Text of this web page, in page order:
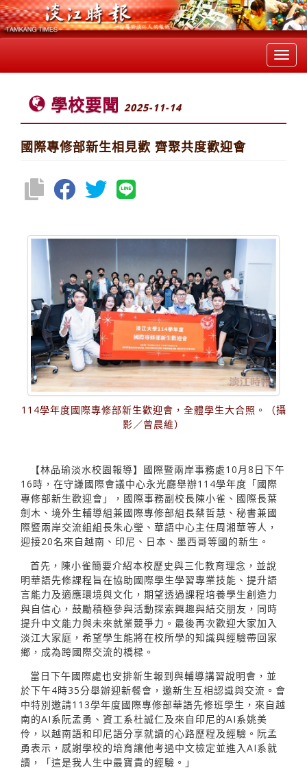
學校要聞 2025-11-14
國際專修部新生相見歡 齊聚共度歡迎會
114學年度國際專修部新生歡迎會，全體學生大合照。（攝
影／曾晨維）
【林品瑜淡水校園報導】國際暨兩岸事務處10月8日下午
16時，在守謙國際會議中心永光廳舉辦114學年度「國際
專修部新生歡迎會」，國際事務副校長陳小雀、國際長葉
劍木、境外生輔導組兼國際專修部組長蔡哲慧、秘書兼國
際暨兩岸交流組組長朱心瑩、華語中心主任周湘華等人，
迎接20名來自越南、印尼、日本、墨西哥等國的新生。
首先，陳小雀簡要介紹本校歷史與三化教育理念，並說
明華語先修課程旨在協助國際學生學習專業技能、提升語
言能力及適應環境與文化，期望透過課程培養學生創造力
與自信心，鼓勵積極參與活動探索興趣與結交朋友，同時
提升中文能力與未來就業競爭力。最後再次歡迎大家加入
淡江大家庭，希望學生能將在校所學的知識與經驗帶回家
鄉，成為跨國際交流的橋樑。
當日下午國際處也安排新生報到與輔導講習說明會，並
於下午4時35分舉辦迎新餐會，邀新生互相認識與交流。會
中特別邀請113學年度國際專修部華語先修班學生，來自越
南的AI系阮孟勇、資工系杜誠仁及來自印尼的AI系姚美
伶，以越南語和印尼語分享就讀的心路歷程及經驗。阮孟
勇表示，感謝學校的培育讓他考過中文檢定並進入AI系就
讀，「這是我人生中最寶貴的經驗。」